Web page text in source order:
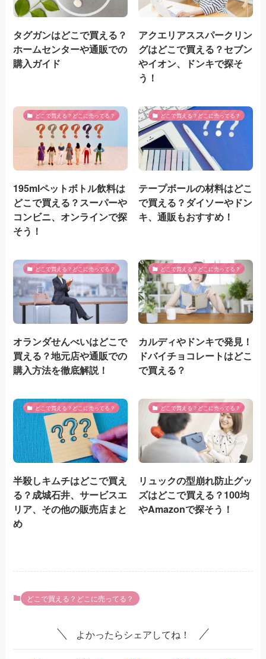
タグガンはどこで買える？
ホームセンターや通販での
購入ガイド
アクエリアススパークリン
グはどこで買える？セブン
やイオン、ドンキで探そ
う！
どこで買える？どこに売ってる？
195mlペットボトル飲料は
どこで買える？スーパーや
コンビニ、オンラインで探
そう！
どこで買える？どこに売ってる？
テープボールの材料はどこ
で買える？ダイソーやドン
キ、通販もおすすめ！
どこで買える？どこに売ってる？
オランダせんべいはどこで
買える？地元店や通販での
購入方法を徹底解説！
どこで買える？どこに売ってる？
カルディやドンキで発見！
ドバイチョコレートはどこ
で買える？
どこで買える？どこに売ってる？
半殺しキムチはどこで買え
る？成城石井、サービスエ
リア、その他の販売店まと
め
どこで買える？どこに売ってる？
リュックの型崩れ防止グッ
ズはどこで買える？100均
やAmazonで探そう！
どこで買える？どこに売ってる？
よかったらシェアしてね！